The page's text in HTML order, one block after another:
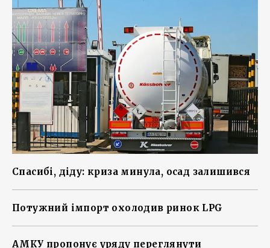
Спасибі, діду: криза минула, осад залишився
Потужний імпорт охолодив ринок LPG
АМКУ пропонує уряду переглянути